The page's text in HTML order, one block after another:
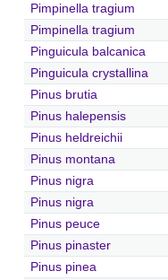
Pimpinella tragium
Pimpinella tragium
Pinguicula balcanica
Pinguicula crystallina
Pinus brutia
Pinus halepensis
Pinus heldreichii
Pinus montana
Pinus nigra
Pinus nigra
Pinus peuce
Pinus pinaster
Pinus pinea